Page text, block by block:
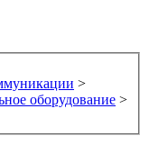
>
оборудование >